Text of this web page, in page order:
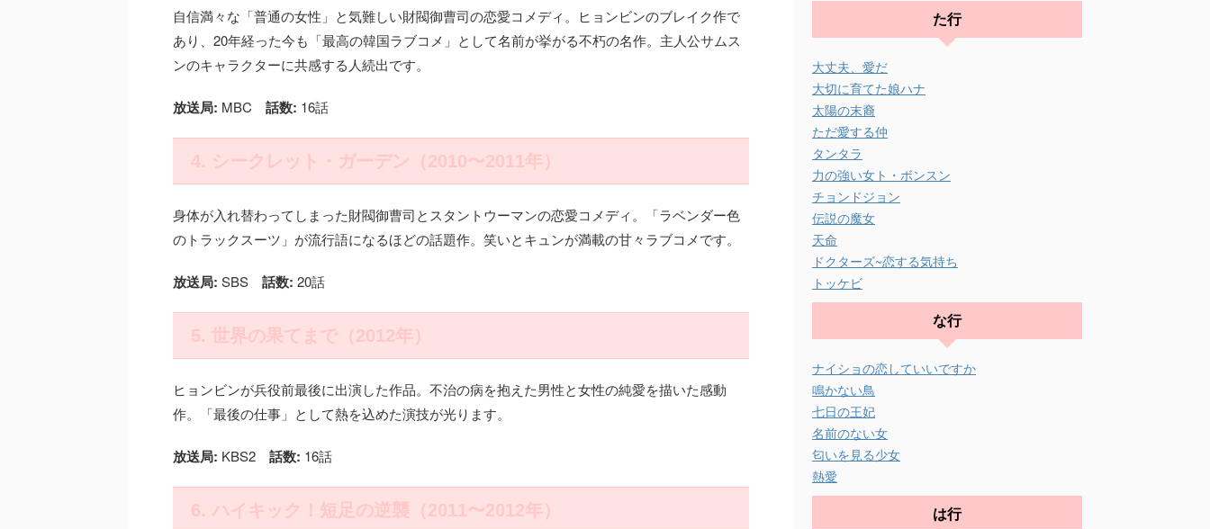
自信満々な「普通の女性」と気難しい財閥御曹司の恋愛コメディ。ヒョンビンのブレイク作で
あり、20年経った今も「最高の韓国ラブコメ」として名前が挙がる不朽の名作。主人公サムス
ンのキャラクターに共感する人続出です。
放送局: MBC 話数: 16話
4. シークレット・ガーデン（2010〜2011年）
身体が入れ替わってしまった財閥御曹司とスタントウーマンの恋愛コメディ。「ラベンダー色
のトラックスーツ」が流行語になるほどの話題作。笑いとキュンが満載の甘々ラブコメです。
放送局: SBS 話数: 20話
5. 世界の果てまで（2012年）
ヒョンビンが兵役前最後に出演した作品。不治の病を抱えた男性と女性の純愛を描いた感動
作。「最後の仕事」として熱を込めた演技が光ります。
放送局: KBS2 話数: 16話
6. ハイキック！短足の逆襲（2011〜2012年）
た行
大丈夫、愛だ
大切に育てた娘ハナ
太陽の末裔
ただ愛する仲
タンタラ
力の強い女ト・ボンスン
チョンドジョン
伝説の魔女
天命
ドクターズ~恋する気持ち
トッケビ
な行
ナイショの恋していいですか
鳴かない鳥
七日の王妃
名前のない女
匂いを見る少女
熱愛
は行